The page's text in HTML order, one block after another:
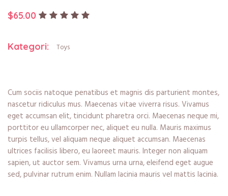
$65.00
Kategori: Toys
Cum sociis natoque penatibus et magnis dis parturient montes,
nascetur ridiculus mus. Maecenas vitae viverra risus. Vivamus
eget accumsan elit, tincidunt pharetra orci. Maecenas neque mi,
porttitor eu ullamcorper nec, aliquet eu nulla. Mauris maximus
turpis tellus, vel aliquam neque aliquet accumsan. Maecenas
ultrices facilisis libero, eu laoreet mauris. Integer non aliquam
sapien, ut auctor sem. Vivamus urna urna, eleifend eget augue
sed, pulvinar rutrum enim. Nullam lacinia mauris vel mattis lacinia.